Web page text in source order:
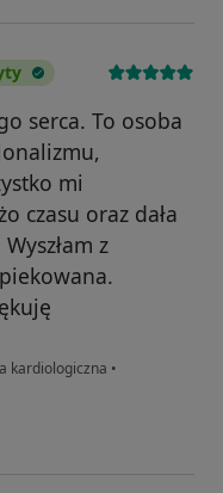
serca. To osoba
mi
czasu oraz dała
z
kardiologiczna •